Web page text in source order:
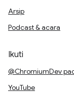
Arsip
Podcast & acara
Ikuti
@ChromiumDev
YouTube